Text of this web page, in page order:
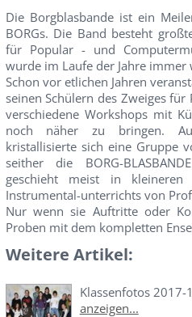
Die Borgblasbande ist ein
BORGs. Die Band besteht
für Popular - und
wurde im Laufe der Jahre
Schon vor etlichen Jahren
seinen Schülern des Zweiges
verschiedene Workshops mit
noch näher zu bringen.
kristallisierte sich eine Gruppe
seither die BORG-
geschieht meist in
Instrumental-unterrichts von
Nur wenn sie Auftritte oder
Proben mit dem kompletten
Weitere Artikel:
Klassenfotos 2017-
anzeigen...